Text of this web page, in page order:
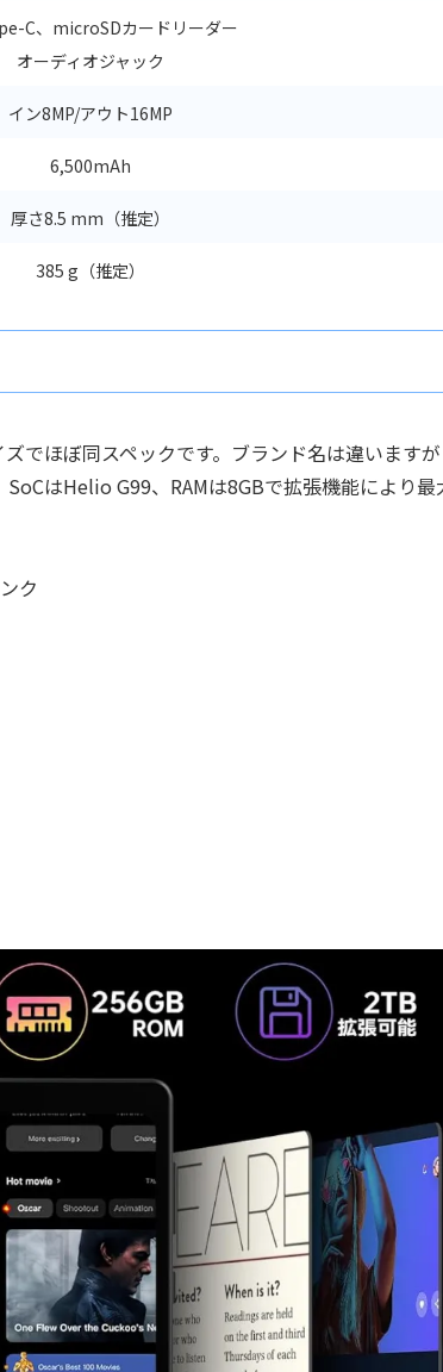
C、microSDカードリーダー
オーディオジャック
イン8MP/アウト16MP
6,500mAh
厚さ8.5 mm（推定）
385 g（推定）
でほぼ同スペックです。ブランド名は違いますが
はHelio G99、RAMは8GBで拡張機能により最
ク